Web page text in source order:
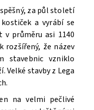
za půl století
a vyrábí se
průměru asi 1140
rozšířený, že název
stavebnic vzniklo
Velké stavby z Lega
na velmi pečlivé